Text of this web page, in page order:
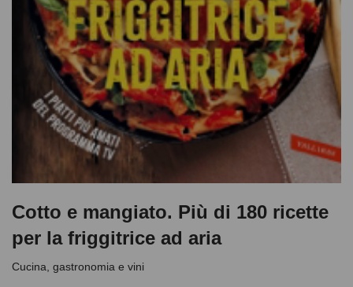
Cotto e mangiato. Più di 180 ricette
per la friggitrice ad aria
Cucina, gastronomia e vini